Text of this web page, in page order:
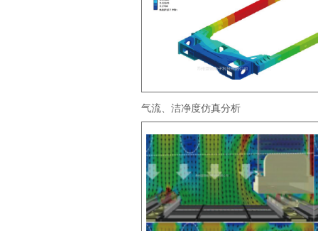
气流、洁净度仿真分析